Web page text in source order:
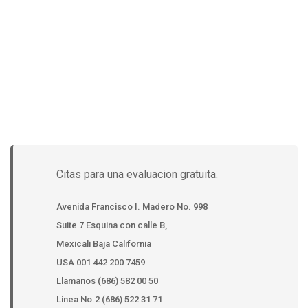
Citas para una evaluacion gratuita.
Avenida Francisco I. Madero No. 998
Suite 7 Esquina con calle B,
Mexicali Baja California
USA 001 442 200 7459
Llamanos (686) 582 00 50
Linea No.2 (686) 522 31 71